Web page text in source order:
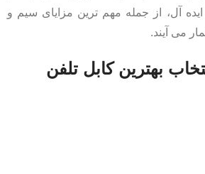
آل، از جمله مهم ترین مزایای سیم و
می آیند.
بهترین کابل تلفن